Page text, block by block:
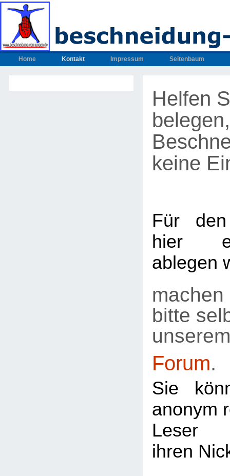
Home Kontakt Impressum Seitenbaum
Helfen
keine
Für den
hier
ablegen
bitte
unserem
Forum.
Sie
anonym
Leser
ihren